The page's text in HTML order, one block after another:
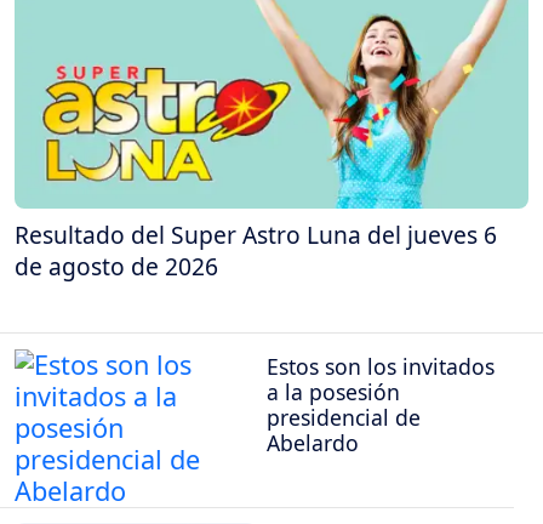
Resultado del Super Astro Luna del jueves 6
de agosto de 2026
Estos son los invitados
a la posesión
presidencial de
Abelardo